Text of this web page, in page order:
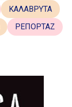
ΚΑΛΑΒΡΥΤΑ
ΡΕΠΟΡΤΑΖ